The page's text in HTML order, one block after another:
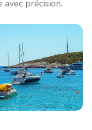
avec précision.